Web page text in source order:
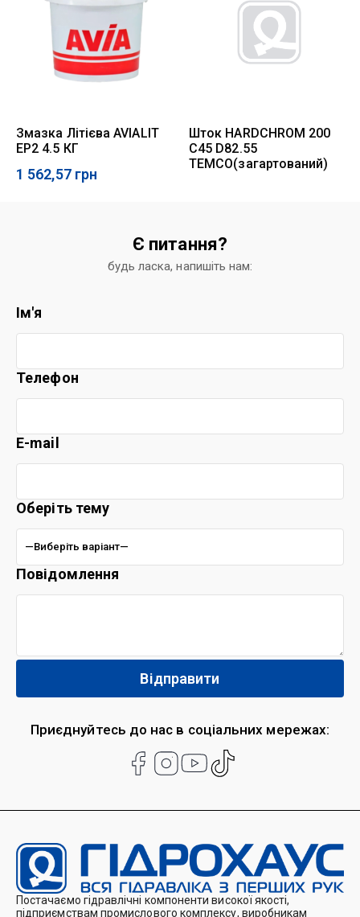
Змазка Літієва AVIALIT
EP2 4.5 КГ
1 562,57 грн
Шток HARDCHROM 200
C45 D82.55
TEMCO(загартований)
Є питання?
будь ласка, напишіть нам:
Приєднуйтесь до нас в соціальних мережах:
Ім'я
Телефон
E-mail
Оберіть тему
Повідомлення
Постачаємо гідравлічні компоненти високої якості,
підприємствам промислового комплексу, виробникам